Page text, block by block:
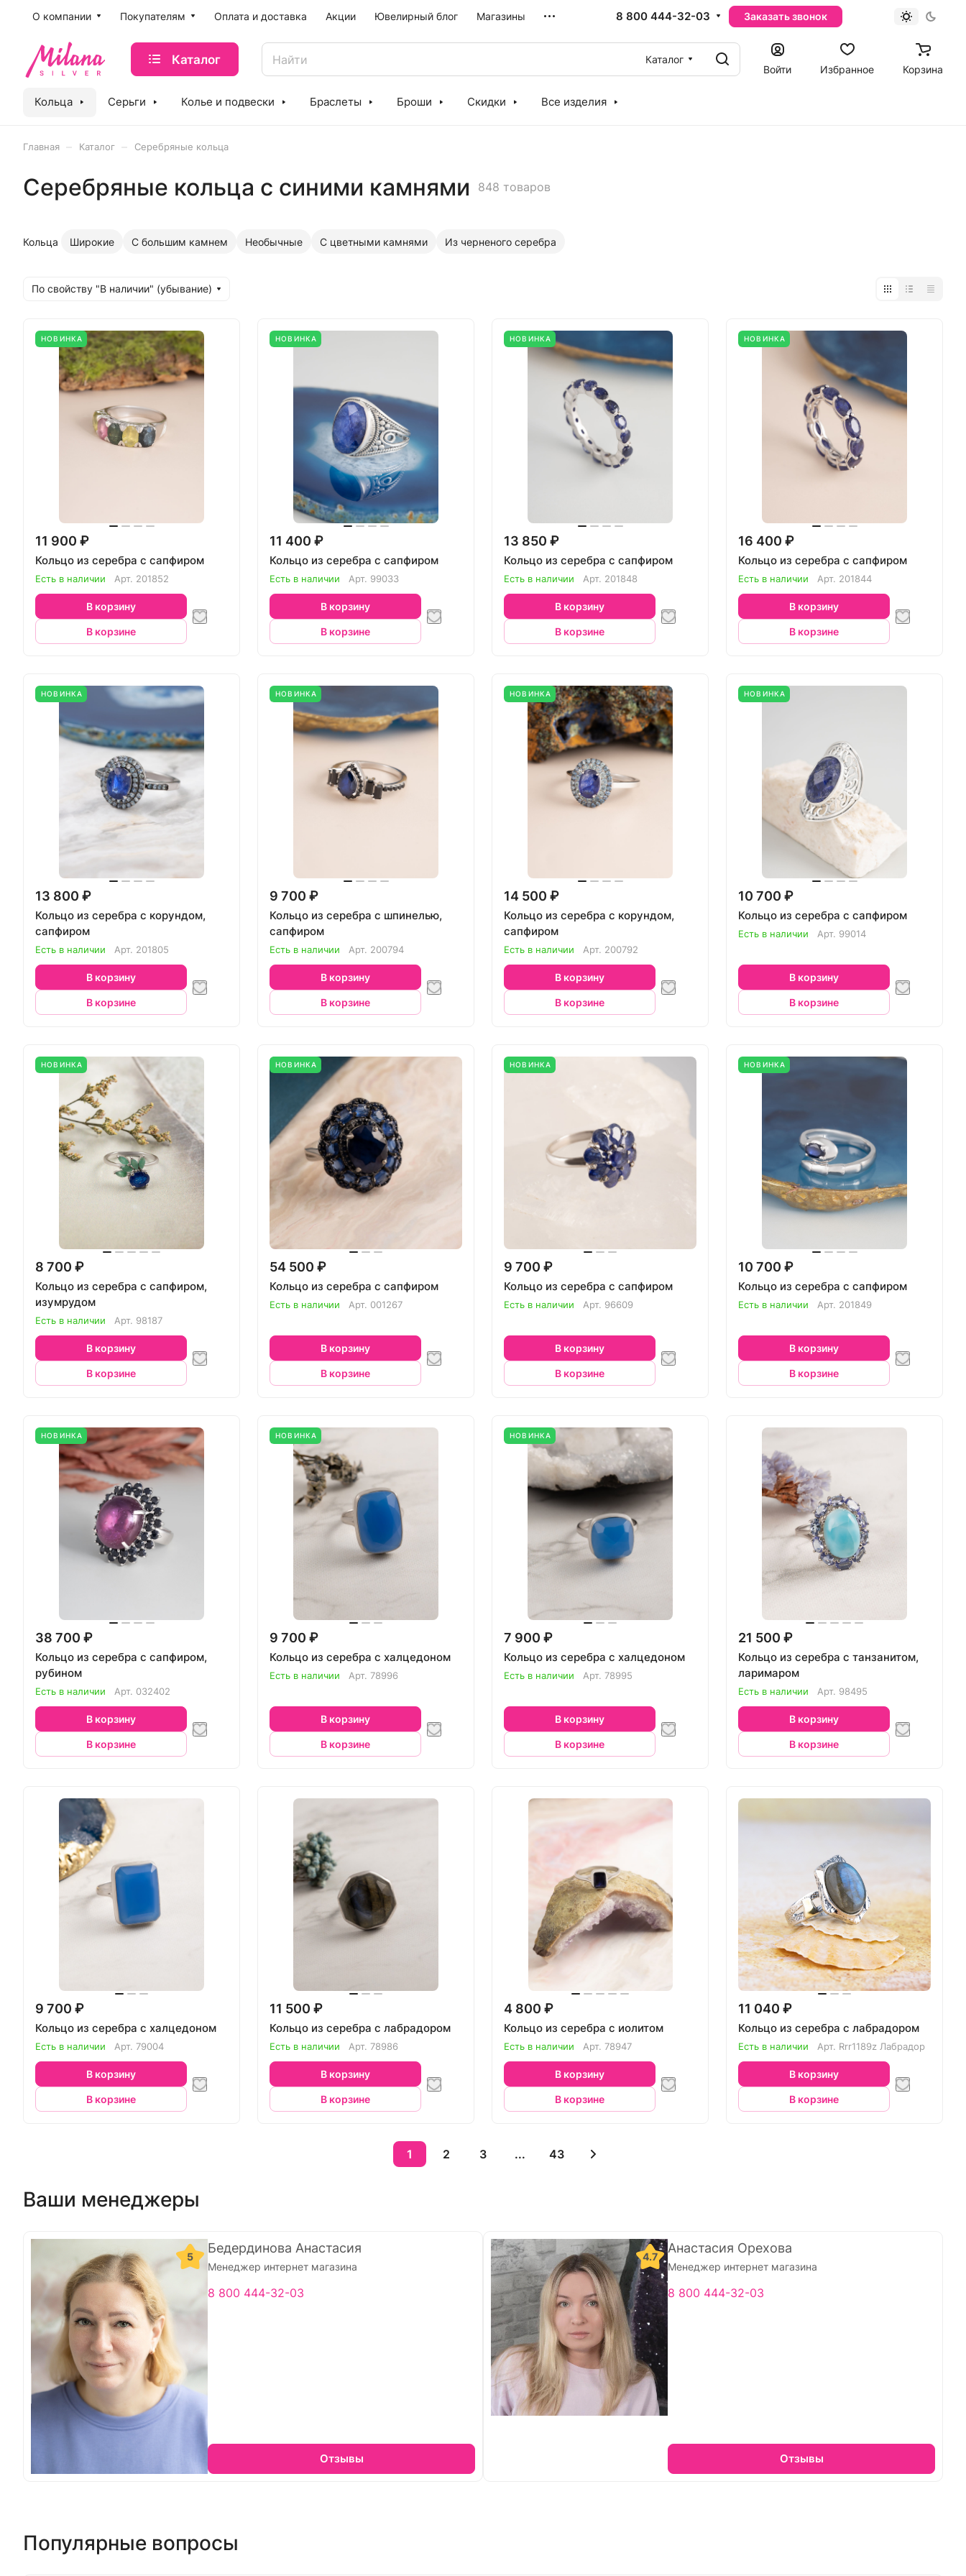
O компании Покупателям Оплата и доставка Акции Ювелирный блог Магазины 8 800 444-32-03 Заказать звонок
Каталог
Каталог
Войти
Избранное Корзина
Кольца Серьги Колье и подвески Браслеты Броши Скидки Все изделия
Главная Каталог Серебряные кольца
Серебряные кольца с синими камнями 848 товаров
Кольца Широкие С большим камнем Необычные С цветными камнями Из черненого серебра
По свойству "В наличии" (убывание)
НОВИНКА
11 900 ₽
Кольцо из серебра с сапфиром
Есть в наличии Арт. 201852
В корзину
В корзине
НОВИНКА
11 400 ₽
Кольцо из серебра с сапфиром
Есть в наличии Арт. 99033
В корзину
В корзине
НОВИНКА
13 850 ₽
Кольцо из серебра с сапфиром
Есть в наличии Арт. 201848
В корзину
В корзине
НОВИНКА
16 400 ₽
Кольцо из серебра с сапфиром
Есть в наличии Арт. 201844
В корзину
В корзине
НОВИНКА
13 800 ₽
Кольцо из серебра с корундом,
сапфиром
Есть в наличии Арт. 201805
В корзину
В корзине
НОВИНКА
9 700 ₽
Кольцо из серебра с шпинелью,
сапфиром
Есть в наличии Арт. 200794
В корзину
В корзине
НОВИНКА
14 500 ₽
Кольцо из серебра с корундом,
сапфиром
Есть в наличии Арт. 200792
В корзину
В корзине
НОВИНКА
10 700 ₽
Кольцо из серебра с сапфиром
Есть в наличии Арт. 99014
В корзину
В корзине
НОВИНКА
8 700 ₽
Кольцо из серебра с сапфиром,
изумрудом
Есть в наличии Арт. 98187
В корзину
В корзине
НОВИНКА
54 500 ₽
Кольцо из серебра с сапфиром
Есть в наличии Арт. 001267
В корзину
В корзине
НОВИНКА
9 700 ₽
Кольцо из серебра с сапфиром
Есть в наличии Арт. 96609
В корзину
В корзине
НОВИНКА
10 700 ₽
Кольцо из серебра с сапфиром
Есть в наличии Арт. 201849
В корзину
В корзине
НОВИНКА
38 700 ₽
Кольцо из серебра с сапфиром,
рубином
Есть в наличии Арт. 032402
В корзину
В корзине
НОВИНКА
9 700 ₽
Кольцо из серебра с халцедоном
Есть в наличии Арт. 78996
В корзину
В корзине
НОВИНКА
7 900 ₽
Кольцо из серебра с халцедоном
Есть в наличии Арт. 78995
В корзину
В корзине
21 500 ₽
Кольцо из серебра с танзанитом,
ларимаром
Есть в наличии Арт. 98495
В корзину
В корзине
9 700 ₽
Кольцо из серебра с халцедоном
Есть в наличии Арт. 79004
В корзину
В корзине
11 500 ₽
Кольцо из серебра с лабрадором
Есть в наличии Арт. 78986
В корзину
В корзине
4 800 ₽
Кольцо из серебра с иолитом
Есть в наличии Арт. 78947
В корзину
В корзине
11 040 ₽
Кольцо из серебра с лабрадором
Есть в наличии Арт. Rrr1189z Лабрадор
В корзину
В корзине
1 2 3 ... 43
Ваши менеджеры
5
Бедердинова Анастасия
Менеджер интернет магазина
8 800 444-32-03
Отзывы
4.7
Анастасия Орехова
Менеджер интернет магазина
8 800 444-32-03
Отзывы
Популярные вопросы